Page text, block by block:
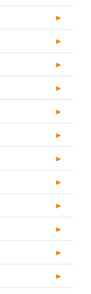
►
►
►
►
►
►
►
►
►
►
►
►